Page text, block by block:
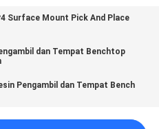
Surface Mount Pick And Place
dan Tempat Benchtop
Pengambil dan Tempat Bench